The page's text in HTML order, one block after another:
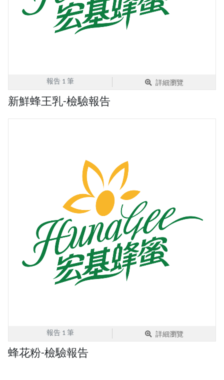
報告 1 筆 詳細瀏覽
新鮮蜂王乳-檢驗報告
報告 1 筆 詳細瀏覽
蜂花粉-檢驗報告